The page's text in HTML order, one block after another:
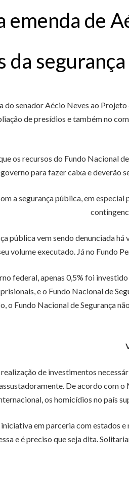
emenda de
da segurança
do senador Aécio Neves ao
de presídios e também no
os recursos do Fundo Nacional
para fazer caixa e deverão
a segurança pública, em
pública vem sendo denunciada
volume executado. Já no Fundo
federal, apenas 0,5% foi
e o Fundo Nacional de
o Fundo Nacional de Segurança
de investimentos
De acordo com
os homicídios no país
em parceria com estados
e é preciso que seja dita.